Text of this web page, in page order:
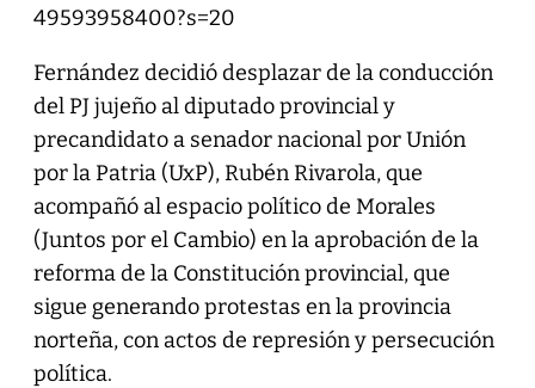
49593958400?s=20
Fernández decidió desplazar de la conducción
del PJ jujeño al diputado provincial y
precandidato a senador nacional por Unión
por la Patria (UxP), Rubén Rivarola, que
acompañó al espacio político de Morales
(Juntos por el Cambio) en la aprobación de la
reforma de la Constitución provincial, que
sigue generando protestas en la provincia
norteña, con actos de represión y persecución
política.